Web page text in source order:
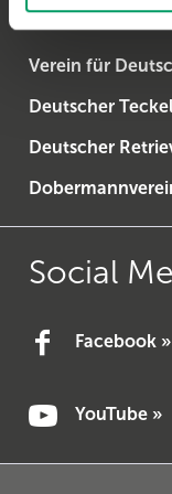
Verein für
Deutscher
Deutscher
Social
Facebook »
YouTube »